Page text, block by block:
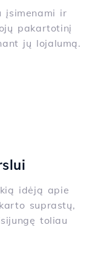
įsimenami ir
pakartotinį
jų lojalumą.
idėją apie
suprastų,
toliau